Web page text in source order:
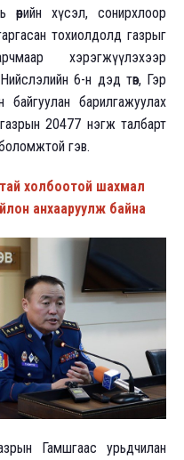
хүсэл, сонирхлоор
тохиолдолд газрыг
хэрэгжүүлэхээр
6-н дэд төв, Гэр
барилгажуулах
20477 нэгж талбарт
боломжтой гэв.
холбоотой шахмал
анхааруулж байна
Гамшгаас урьдчилан